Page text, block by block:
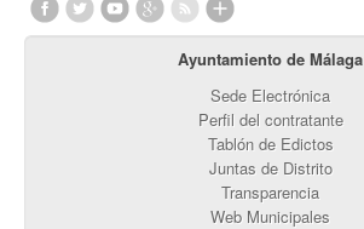
Ayuntamiento de Málaga
Sede Electrónica
Perfil del contratante
Tablón de Edictos
Juntas de Distrito
Transparencia
Web Municipales